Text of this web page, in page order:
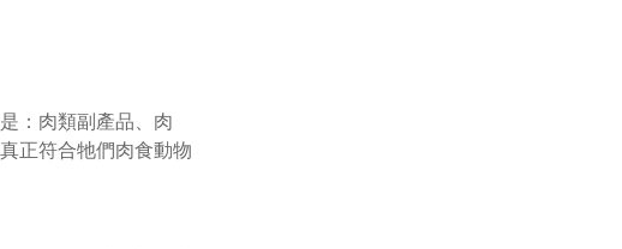
：肉類副產品、肉
正符合牠們肉食動物